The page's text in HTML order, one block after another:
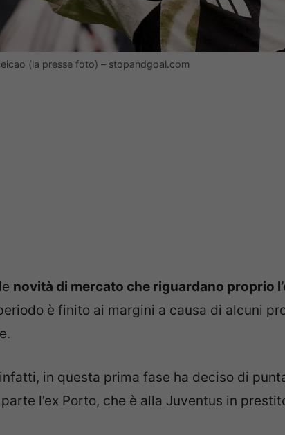
(la presse foto) – stopandgoal.com
novità di mercato che riguardano proprio
è finito ai margini a causa di alcuni
in questa prima fase ha deciso di
l’ex Porto, che è alla Juventus in